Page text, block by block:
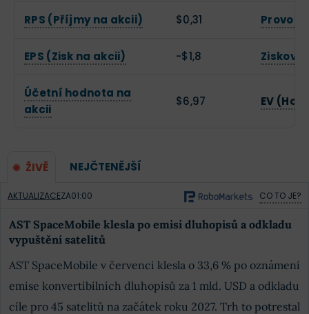
RPS (Příjmy na akcii) $0,31
EPS (Zisk na akcii) -$1,8 Zisková
Účetní hodnota na
akcii
$6,97 EV
ŽIVĚ NEJČTENĚJŠÍ
AKTUALIZACEZA01:00 CO TO JE?
AST SpaceMobile klesla po emisi dluhopisů a odkladu
vypuštění satelitů
AST SpaceMobile v červenci klesla o 33,6 % po oznámení
emise konvertibilních dluhopisů za 1 mld. USD a odkladu
cíle pro 45 satelitů na začátek roku 2027. Trh to potrestal